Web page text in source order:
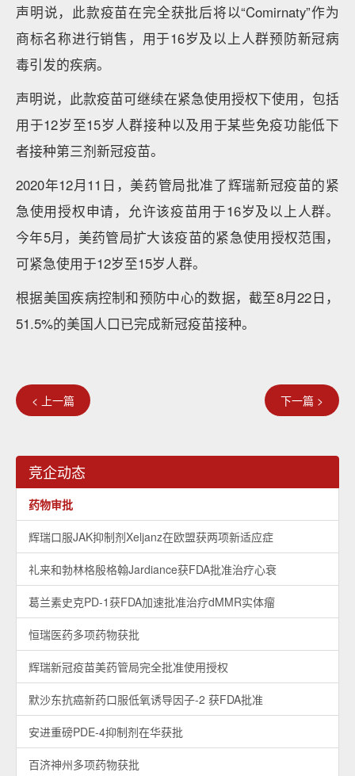
声明说，此款疫苗在完全获批后将以“Comirnaty”作为
商标名称进行销售，用于16岁及以上人群预防新冠病
毒引发的疾病。
声明说，此款疫苗可继续在紧急使用授权下使用，包括
用于12岁至15岁人群接种以及用于某些免疫功能低下
者接种第三剂新冠疫苗。
2020年12月11日，美药管局批准了辉瑞新冠疫苗的紧
急使用授权申请，允许该疫苗用于16岁及以上人群。
今年5月，美药管局扩大该疫苗的紧急使用授权范围，
可紧急使用于12岁至15岁人群。
根据美国疾病控制和预防中心的数据，截至8月22日，
51.5%的美国人口已完成新冠疫苗接种。
< 上一篇 下一篇 >
竞企动态
药物审批
辉瑞口服JAK抑制剂Xeljanz在欧盟获两项新适应症
礼来和勃林格殷格翰Jardiance获FDA批准治疗心衰
葛兰素史克PD-1获FDA加速批准治疗dMMR实体瘤
恒瑞医药多项药物获批
辉瑞新冠疫苗美药管局完全批准使用授权
默沙东抗癌新药口服低氧诱导因子-2 获FDA批准
安进重磅PDE-4抑制剂在华获批
百济神州多项药物获批